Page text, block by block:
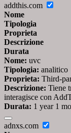
addthis.com
Nome
Tipologia
Proprieta
Descrizione
Durata
Nome: uvc
Tipologia: analitico
Proprieta: Third-
Descrizione: Tiene
interagisce con
Durata: 1 year 1
adnxs.com